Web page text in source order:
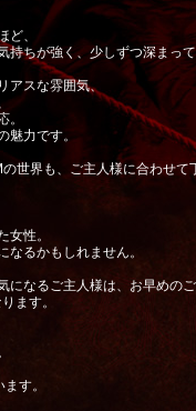
ど、
持ちが強く、少しずつ深まっ
アスな雰囲気、
。
魅力です。
世界も、ご主人様に合わせて
女性。
なるかもしれません。
なるご主人様は、お早めのご
ます。
す。